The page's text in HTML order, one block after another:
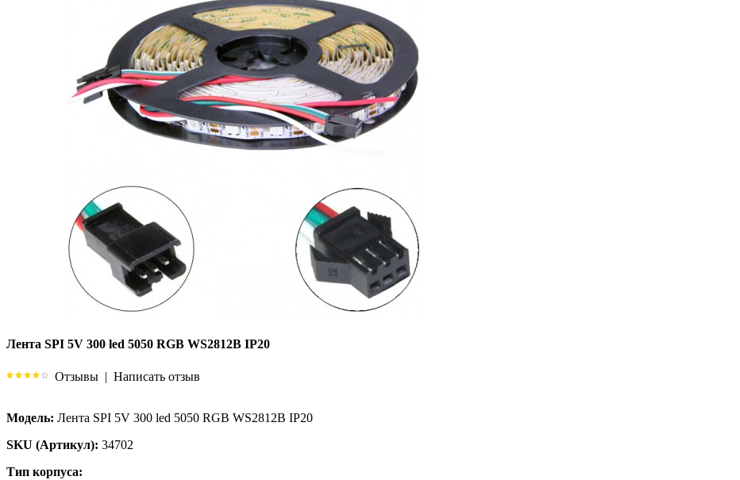
Лента SPI 5V 300 led 5050 RGB WS2812B IP20
Отзывы | Написать отзыв
Модель: Лента SPI 5V 300 led 5050 RGB WS2812B IP20
SKU (Артикул): 34702
Тип корпуса: